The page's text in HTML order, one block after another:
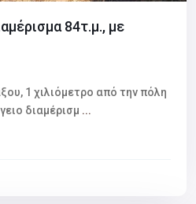
84τ.μ., με
1 χιλιόμετρο από την πόλη
διαμέρισμ ...